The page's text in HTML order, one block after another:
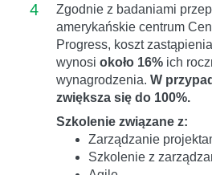
4
Zgodnie z badaniami
amerykańskie centrum
Progress, koszt
wynosi około 16% ich
wynagrodzenia. W
zwiększa się do 100%.
Szkolenie związane z:
Zarządzanie
Szkolenie z